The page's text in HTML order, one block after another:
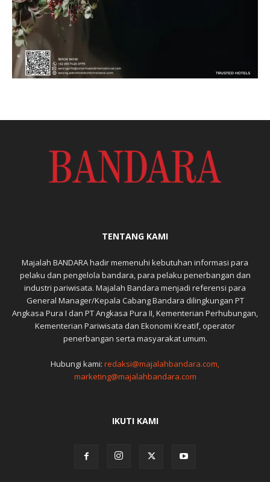
TENTANG KAMI
Majalah BANDARA hadir memenuhi kebutuhan informasi para
pelaku dan pengelola bandara, para pelaku penerbangan dan
industri pariwisata. Majalah Bandara menjadi referensi para
General Manager/Kepala Cabang Bandara dilingkungan PT
Angkasa Pura I dan PT Angkasa Pura II, Kementerian Perhubungan,
Kementerian Pariwisata dan Ekonomi Kreatif, operator
penerbangan serta masyarakat umum.
Hubungi kami: redaksi@majalahbandara.com,
marketing@majalahbandara.com
IKUTI KAMI